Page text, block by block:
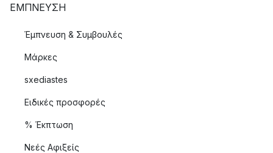
ΈΜΠΝΕΥΣΗ
Έμπνευση & Συμβουλές
Μάρκες
sxediastes
Ειδικές προσφορές
% Έκπτωση
Νεές Αφιξείς